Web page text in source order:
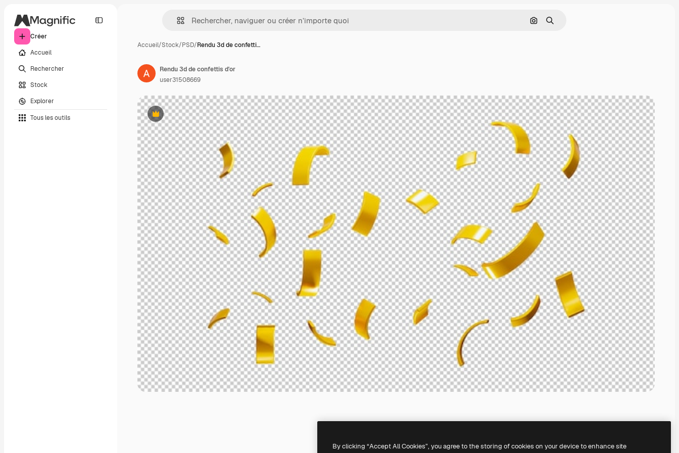
Créer
Accueil
Rechercher
Stock
Explorer
Tous les outils
Rechercher par image
Rechercher
Accueil/Stock/PSD/Rendu 3d de confetti…
Premium
Rendu 3d de confettis d'or
user31508669
By clicking “Accept All Cookies”, you agree to the storing of cookies on your device to enhance site